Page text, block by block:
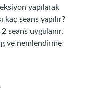
yapılarak
seans yapılır?
seans uygulanır.
ve nemlendirme